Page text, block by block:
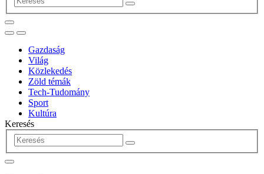
Gazdaság
Világ
Közlekedés
Zöld témák
Tech-Tudomány
Sport
Kultúra
Keresés